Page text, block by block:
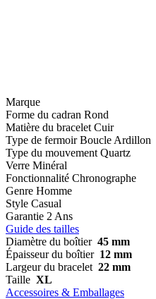
Marque
Forme du cadran Rond
Matière du bracelet Cuir
Type de fermoir Boucle Ardillon
Type du mouvement Quartz
Verre Minéral
Fonctionnalité Chronographe
Genre Homme
Style Casual
Garantie 2 Ans
Guide des tailles
Diamètre du boîtier 45 mm
Épaisseur du boîtier 12 mm
Largeur du bracelet 22 mm
Taille XL
Accessoires & Emballages